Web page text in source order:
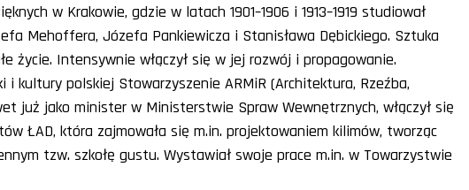
w Krakowie, gdzie w latach 1901–1906 i 1913–1919 studiował
Mehoffera, Józefa Pankiewicza i Stanisława Dębickiego. Sztuka
życie. Intensywnie włączył się w jej rozwój i propagowanie.
i kultury polskiej Stowarzyszenie ARMiR (Architektura, Rzeźba,
już jako minister w Ministerstwie Spraw Wewnętrznych, włączył się
ŁAD, która zajmowała się m.in. projektowaniem kilimów, tworząc
tzw. szkołę gustu. Wystawiał swoje prace m.in. w Towarzystwie